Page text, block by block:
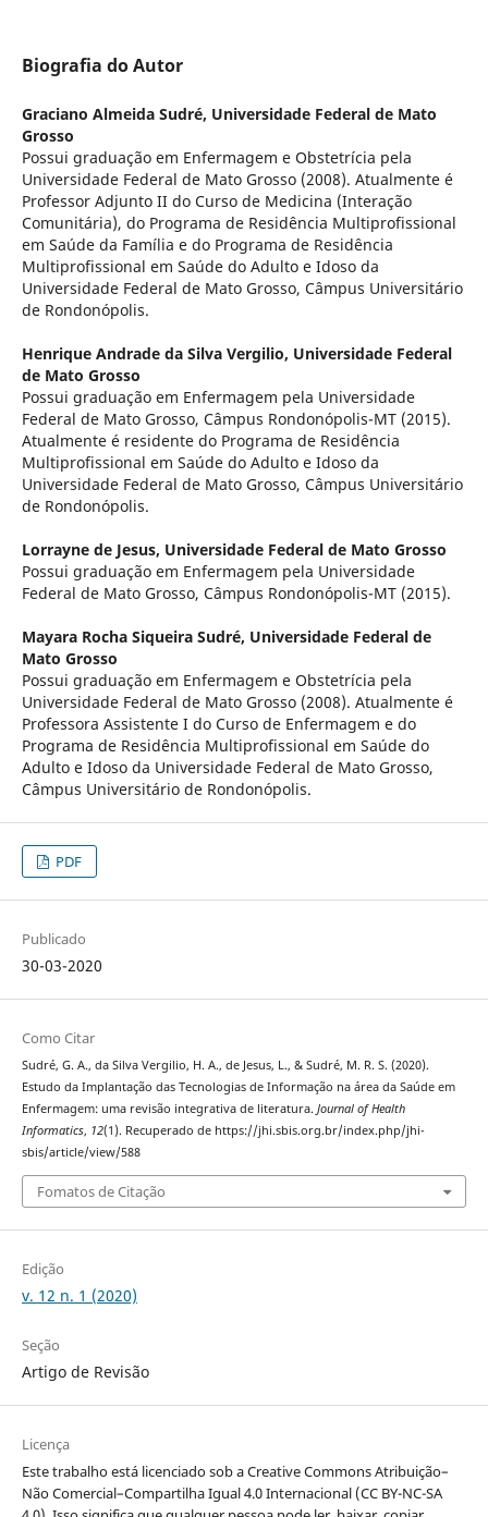
Biografia do Autor
Graciano Almeida Sudré, Universidade Federal de Mato
Grosso
Possui graduação em Enfermagem e Obstetrícia pela
Universidade Federal de Mato Grosso (2008). Atualmente é
Professor Adjunto II do Curso de Medicina (Interação
Comunitária), do Programa de Residência Multiprofissional
em Saúde da Família e do Programa de Residência
Multiprofissional em Saúde do Adulto e Idoso da
Universidade Federal de Mato Grosso, Câmpus Universitário
de Rondonópolis.
Henrique Andrade da Silva Vergilio, Universidade Federal
de Mato Grosso
Possui graduação em Enfermagem pela Universidade
Federal de Mato Grosso, Câmpus Rondonópolis-MT (2015).
Atualmente é residente do Programa de Residência
Multiprofissional em Saúde do Adulto e Idoso da
Universidade Federal de Mato Grosso, Câmpus Universitário
de Rondonópolis.
Lorrayne de Jesus, Universidade Federal de Mato Grosso
Possui graduação em Enfermagem pela Universidade
Federal de Mato Grosso, Câmpus Rondonópolis-MT (2015).
Mayara Rocha Siqueira Sudré, Universidade Federal de
Mato Grosso
Possui graduação em Enfermagem e Obstetrícia pela
Universidade Federal de Mato Grosso (2008). Atualmente é
Professora Assistente I do Curso de Enfermagem e do
Programa de Residência Multiprofissional em Saúde do
Adulto e Idoso da Universidade Federal de Mato Grosso,
Câmpus Universitário de Rondonópolis.
PDF
Publicado
30-03-2020
Como Citar
Sudré, G. A., da Silva Vergilio, H. A., de Jesus, L., & Sudré, M. R. S. (2020).
Estudo da Implantação das Tecnologias de Informação na área da Saúde em
Enfermagem: uma revisão integrativa de literatura. Journal of Health
Informatics, 12(1). Recuperado de https://jhi.sbis.org.br/index.php/jhi-
sbis/article/view/588
Fomatos de Citação
Edição
v. 12 n. 1 (2020)
Seção
Artigo de Revisão
Licença
Este trabalho está licenciado sob a Creative Commons Atribuição–
Não Comercial–Compartilha Igual 4.0 Internacional (CC BY-NC-SA